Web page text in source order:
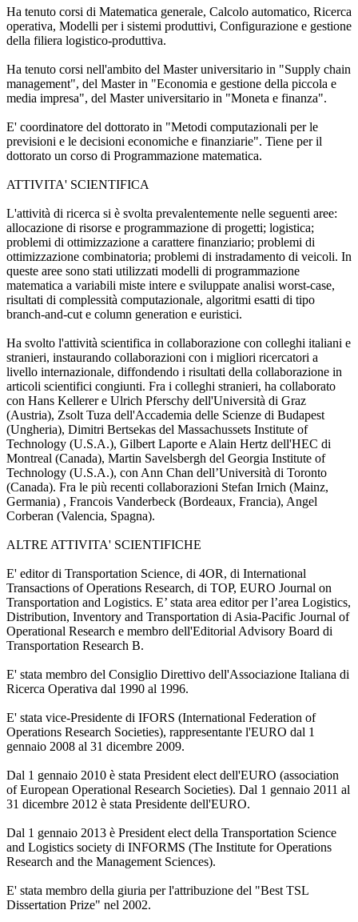
Ha tenuto corsi di Matematica generale, Calcolo automatico, Ricerca
operativa, Modelli per i sistemi produttivi, Configurazione e gestione
della filiera logistico-produttiva.
Ha tenuto corsi nell'ambito del Master universitario in "Supply chain
management", del Master in "Economia e gestione della piccola e
media impresa", del Master universitario in "Moneta e finanza".
E' coordinatore del dottorato in "Metodi computazionali per le
previsioni e le decisioni economiche e finanziarie". Tiene per il
dottorato un corso di Programmazione matematica.
ATTIVITA' SCIENTIFICA
L'attività di ricerca si è svolta prevalentemente nelle seguenti aree:
allocazione di risorse e programmazione di progetti; logistica;
problemi di ottimizzazione a carattere finanziario; problemi di
ottimizzazione combinatoria; problemi di instradamento di veicoli. In
queste aree sono stati utilizzati modelli di programmazione
matematica a variabili miste intere e sviluppate analisi worst-case,
risultati di complessità computazionale, algoritmi esatti di tipo
branch-and-cut e column generation e euristici.
Ha svolto l'attività scientifica in collaborazione con colleghi italiani e
stranieri, instaurando collaborazioni con i migliori ricercatori a
livello internazionale, diffondendo i risultati della collaborazione in
articoli scientifici congiunti. Fra i colleghi stranieri, ha collaborato
con Hans Kellerer e Ulrich Pferschy dell'Università di Graz
(Austria), Zsolt Tuza dell'Accademia delle Scienze di Budapest
(Ungheria), Dimitri Bertsekas del Massachussets Institute of
Technology (U.S.A.), Gilbert Laporte e Alain Hertz dell'HEC di
Montreal (Canada), Martin Savelsbergh del Georgia Institute of
Technology (U.S.A.), con Ann Chan dell’Università di Toronto
(Canada). Fra le più recenti collaborazioni Stefan Irnich (Mainz,
Germania) , Francois Vanderbeck (Bordeaux, Francia), Angel
Corberan (Valencia, Spagna).
ALTRE ATTIVITA' SCIENTIFICHE
E' editor di Transportation Science, di 4OR, di International
Transactions of Operations Research, di TOP, EURO Journal on
Transportation and Logistics. E’ stata area editor per l’area Logistics,
Distribution, Inventory and Transportation di Asia-Pacific Journal of
Operational Research e membro dell'Editorial Advisory Board di
Transportation Research B.
E' stata membro del Consiglio Direttivo dell'Associazione Italiana di
Ricerca Operativa dal 1990 al 1996.
E' stata vice-Presidente di IFORS (International Federation of
Operations Research Societies), rappresentante l'EURO dal 1
gennaio 2008 al 31 dicembre 2009.
Dal 1 gennaio 2010 è stata President elect dell'EURO (association
of European Operational Research Societies). Dal 1 gennaio 2011 al
31 dicembre 2012 è stata Presidente dell'EURO.
Dal 1 gennaio 2013 è President elect della Transportation Science
and Logistics society di INFORMS (The Institute for Operations
Research and the Management Sciences).
E' stata membro della giuria per l'attribuzione del "Best TSL
Dissertation Prize" nel 2002.